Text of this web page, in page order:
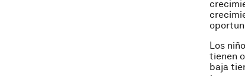
Los
tienen
baja